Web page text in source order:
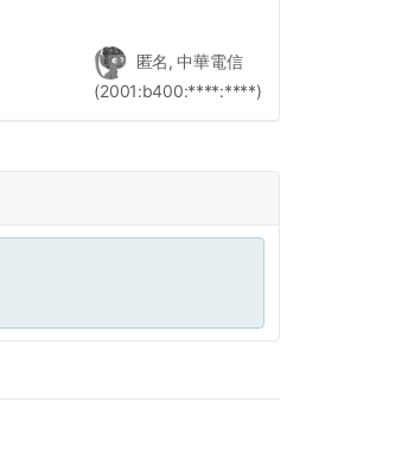
匿名, 中華電信
(2001:b400:****:****)